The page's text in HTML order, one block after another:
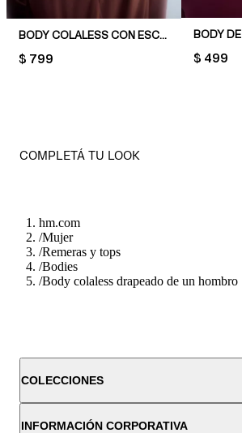
BODY COLALESS CON ESCOTE DRAPEADO EN V
PRICE:
$ 799 PRICE:
$ 499
COMPLETÁ TU LOOK
hm.com
/Mujer
/Remeras y tops
/Bodies
/Body colaless drapeado de un hombro
COLECCIONES
INFORMACIÓN CORPORATIVA